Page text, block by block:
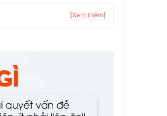
[Xem thêm]